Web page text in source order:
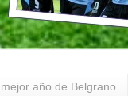
año de Belgrano